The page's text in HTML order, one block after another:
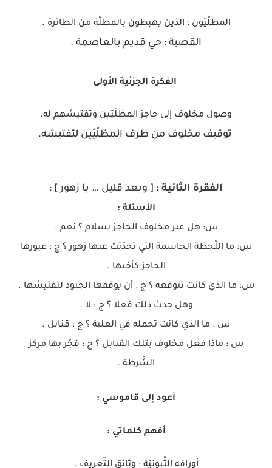
المظلّيّون : الذين يهبطون بالمظلّة من الطائرة .
القصبة : حي قديم بالعاصمة .
الفكرة الجزئية الأولى
وصول مخلوف إلى حاجز المظلّيّين وتفتيشهم له.
توقيف مخلوف من طرف المظلّيّين لتفتيشه.
الفقرة الثانية : [ وبعد قليل … يا زهور ] :
الأسئلة :
س: هل عبر مخلوف الحاجز بسلام ؟ نعم .
س: ما اللّحظة الحاسمة التي تحدّثت عنها زهور ؟ ج : عبورها
الحاجز كأخيها .
س: ما الذي كانت تتوقعه ؟ ج : أن يوقفها الجنود لتفتيشها .
وهل حدث ذلك فعلا ؟ ج : لا .
س : ما الذي كانت تحمله في العلبة ؟ ج : قنابل .
س : ماذا فعل مخلوف بتلك القنابل ؟ ج : فجّر بها مركز
الشّرطة .
أعود إلى قاموسي :
أفهم كلماتي :
أوراقه الثّبوتيّة : وثائق التّعريف .